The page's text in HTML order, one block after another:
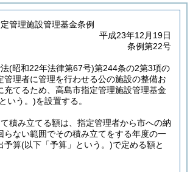
管理施設管理基金条例
平成23年12月19日
条例第22号
(昭和22年法律第67号)第244条の2第3項の
管理者に管理を行わせる公の施設の整備お
充てるため、高島市指定管理施設管理基金
いう。)を設置する。
積み立てる額は、指定管理者から市への納
らない範囲でその積み立てをする年度の一
予算(以下「予算」という。)で定める額と